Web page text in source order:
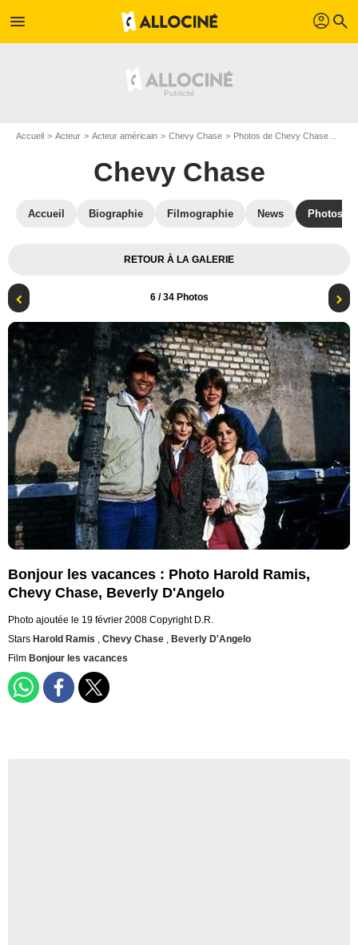
menu profil search
Accueil Acteur Acteur américain Chevy Chase Photos de Chevy Chase
Chevy Chase
Accueil Biographie Filmographie News Photos
RETOUR À LA GALERIE
6/ 34 Photos
Bonjour les vacances : Photo Harold Ramis,
Chevy Chase, Beverly D'Angelo
Photo ajoutée le 19 février 2008 Copyright D.R.
Stars Harold Ramis , Chevy Chase , Beverly D'Angelo
Film Bonjour les vacances